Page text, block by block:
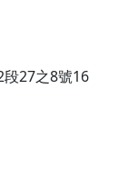
27之8號16